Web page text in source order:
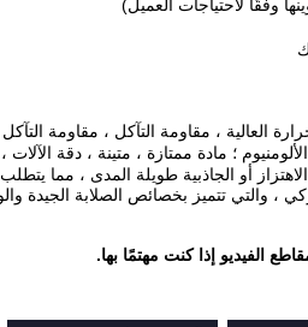
، والتي تتميز بخصائص الصلابة الجيدة
الفيديو إذا كنت مهتمًا بها.